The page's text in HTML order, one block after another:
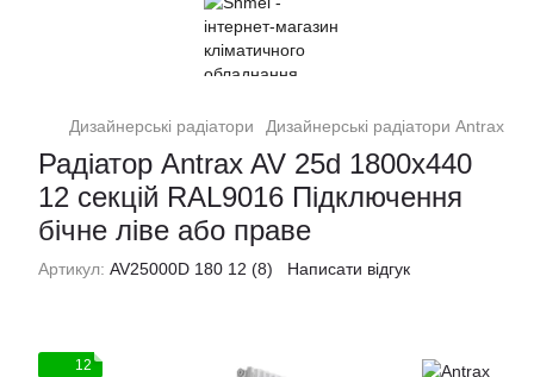
Дизайнерські радіатори Дизайнерські радіатори Antrax
Радіатор Antrax AV 25d 1800x440
12 секцій RAL9016 Підключення
бічне ліве або праве
Артикул: AV25000D 180 12 (8) Написати відгук
12